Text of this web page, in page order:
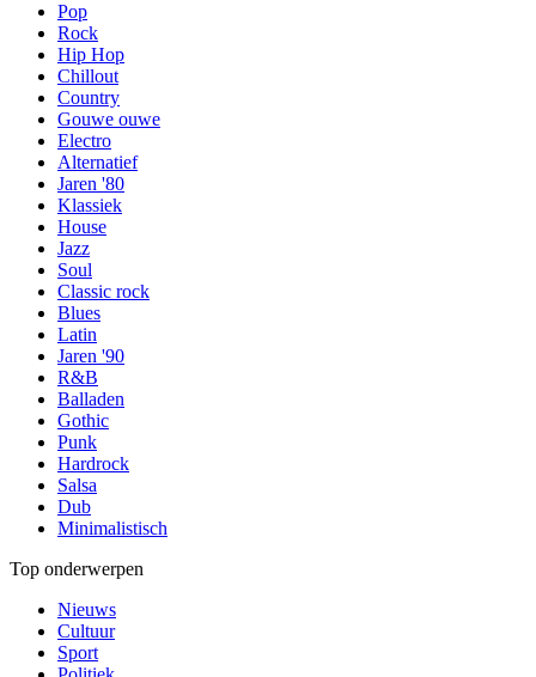
Pop
Rock
Hip Hop
Chillout
Country
Gouwe ouwe
Electro
Alternatief
Jaren '80
Klassiek
House
Jazz
Soul
Classic rock
Blues
Latin
Jaren '90
R&B
Balladen
Gothic
Punk
Hardrock
Salsa
Dub
Minimalistisch
Top onderwerpen
Nieuws
Cultuur
Sport